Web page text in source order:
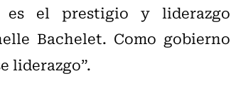
es el prestigio y liderazgo
Bachelet. Como gobierno
liderazgo”.